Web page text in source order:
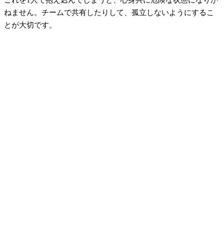
ねません。チームで共有したりして、孤立しないようにするこ
とが大切です。